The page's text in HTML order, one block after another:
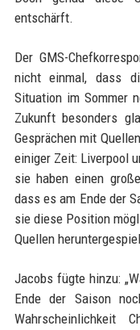
entschärft.
Der GMS-
nicht einmal, dass
Situation im Sommer
Zukunft besonders
Gesprächen mit
einiger Zeit: Liverpool
sie haben einen
dass es am Ende der
sie diese Position
Quellen
Jacobs fügte hinzu:
Ende der Saison
Wahrscheinlichkeit